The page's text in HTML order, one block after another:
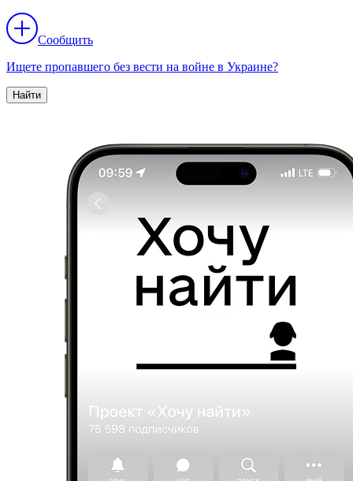
Сообщить
Ищете пропавшего без вести на войне в Украине?
Найти